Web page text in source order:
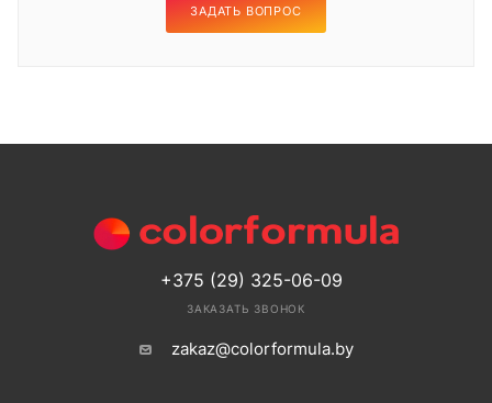
ЗАДАТЬ ВОПРОС
+375 (29) 325-06-09
ЗАКАЗАТЬ ЗВОНОК
zakaz@colorformula.by